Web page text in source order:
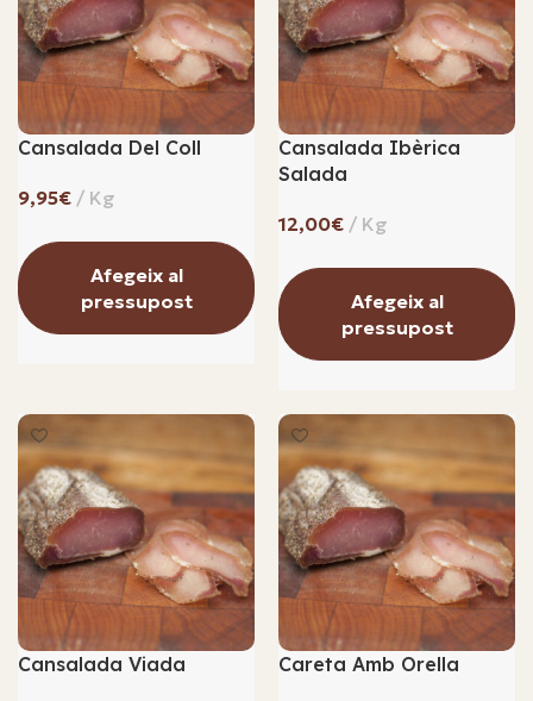
Cansalada Del Coll
€
Afegeix al
pressupost
Cansalada Ibèrica
Salada
€
Afegeix al
pressupost
Cansalada Viada Careta Amb Orella